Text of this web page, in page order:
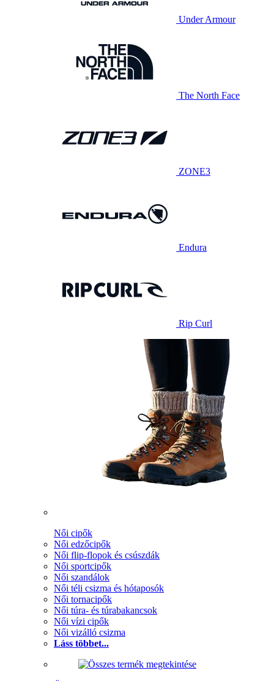
Under Armour
The North Face
ZONE3
Endura
Rip Curl
Női cipők
Női edzőcipők
Női flip-flopok és csúszdák
Női sportcipők
Női szandálok
Női téli csizma és hótaposók
Női tornacipők
Női túra- és túrabakancsok
Női vízi cipők
Női vizálló csizma
Láss többet...